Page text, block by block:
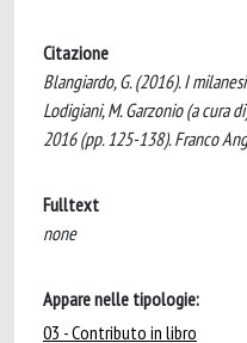
Citazione
Blangiardo, G. (2016). I
Lodigiani, M. Garzonio (a cura
2016 (pp. 125-138). Franco
Fulltext
none
Appare nelle tipologie:
03 - Contributo in libro